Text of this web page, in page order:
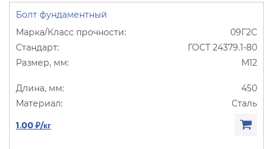
Болт фундаментный
09Г2С
ГОСТ 24379.1-80
М12
450
Сталь
1.00 ₽/кг